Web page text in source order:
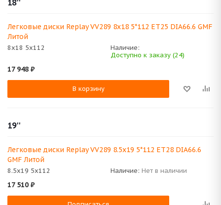
18''
Легковые диски Replay VV289 8x18 5*112 ET25 DIA66.6 GMF
Литой
8x18 5x112
Наличие:
Доступно к заказу (24)
17 948 ₽
В корзину
19''
Легковые диски Replay VV289 8.5x19 5*112 ET28 DIA66.6
GMF Литой
8.5x19 5x112 Наличие: Нет в наличии
17 510 ₽